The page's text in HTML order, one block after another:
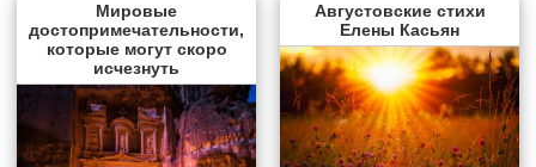
Мировые
достопримечательности,
которые могут скоро
исчезнуть
Августовские стихи
Елены Касьян